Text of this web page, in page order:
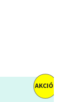
AKCIÓ!